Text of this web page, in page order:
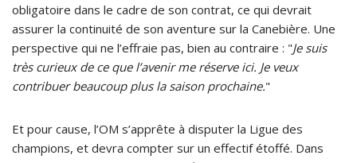
obligatoire dans le cadre de son contrat, ce qui devrait
assurer la continuité de son aventure sur la Canebière. Une
perspective qui ne l’effraie pas, bien au contraire : "Je suis
très curieux de ce que l’avenir me réserve ici. Je veux
contribuer beaucoup plus la saison prochaine."
Et pour cause, l’OM s’apprête à disputer la Ligue des
champions, et devra compter sur un effectif étoffé. Dans